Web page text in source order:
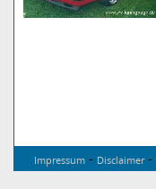
Impressum - Disclaimer-